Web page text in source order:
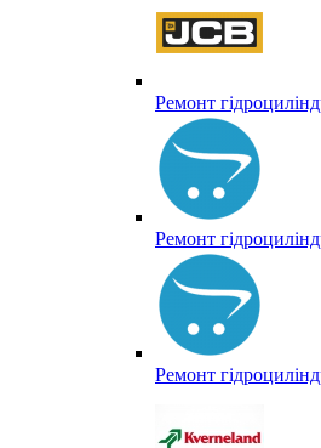
Ремонт
Ремонт
Ремонт